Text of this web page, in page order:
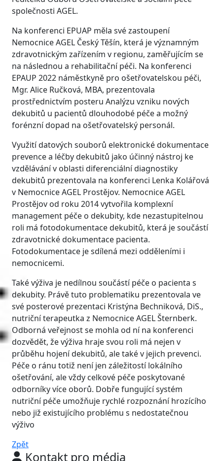
společnosti AGEL.
Na konferenci EPUAP měla své zastoupení
Nemocnice AGEL Český Těšín, která je významným
zdravotnickým zařízením v regionu, zaměřujícím se
na následnou a rehabilitační péči. Na konferenci
EPAUP 2022 náměstkyně pro ošetřovatelskou péči,
Mgr. Alice Ručková, MBA, prezentovala
prostřednictvím posteru Analýzu vzniku nových
dekubitů u pacientů dlouhodobé péče a možný
forénzní dopad na ošetřovatelský personál.
Využití datových souborů elektronické dokumentace
prevence a léčby dekubitů jako účinný nástroj ke
vzdělávání v oblasti diferenciální diagnostiky
dekubitů prezentovala na konferenci Lenka Kolářová
v Nemocnice AGEL Prostějov. Nemocnice AGEL
Prostějov od roku 2014 vytvořila komplexní
management péče o dekubity, kde nezastupitelnou
roli má fotodokumentace dekubitů, která je součástí
zdravotnické dokumentace pacienta.
Fotodokumentace je sdílená mezi odděleními i
nemocnicemi.
Také výživa je nedílnou součástí péče o pacienta s
dekubity. Právě tuto problematiku prezentovala ve
své posterové prezentaci Kristýna Bechniková, DiS.,
nutriční terapeutka z Nemocnice AGEL Šternberk.
Odborná veřejnost se mohla od ní na konferenci
dozvědět, že výživa hraje svou roli má nejen v
průběhu hojení dekubitů, ale také v jejich prevenci.
Péče o ránu totiž není jen záležitostí lokálního
ošetřování, ale vždy celkové péče poskytované
odborníky více oborů. Dobře fungující systém
nutriční péče umožňuje rychlé rozpoznání hrozícího
nebo již existujícího problému s nedostatečnou
výživo
Zpět
Kontakt pro média